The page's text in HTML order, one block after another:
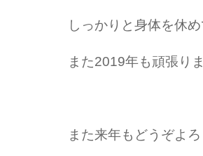
しっかりと身体を休め
また2019年も頑張り
また来年もどうぞよ